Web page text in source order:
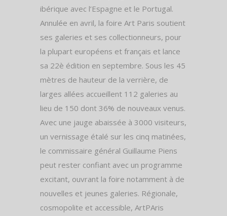
ibérique avec l’Espagne et le Portugal.
Annulée en avril, la foire Art Paris soutient
ses galeries et ses collectionneurs, pour
la plupart européens et français et lance
sa 22è édition en septembre. Sous les 45
mètres de hauteur de la verrière, de
larges allées accueillent 112 galeries au
lieu de 150 dont 36% de nouveaux venus.
Avec une jauge abaissée à 3000 visiteurs,
un vernissage étalé sur les cinq matinées,
le commissaire général Guillaume Piens
peut rester confiant avec un programme
excitant, ouvrant la foire notamment à de
nouvelles et jeunes galeries. Régionale,
cosmopolite et accessible, ArtPAris